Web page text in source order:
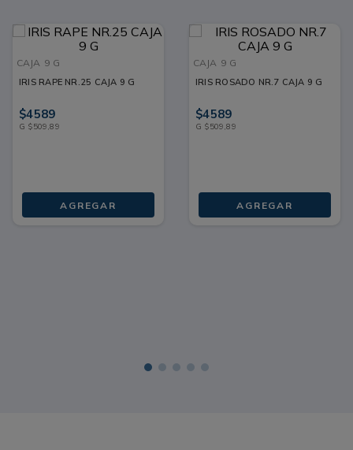
CAJA 9 G
IRIS RAPE NR.25 CAJA 9 G
$4589
G $509,89
AGREGAR
CAJA 9 G
IRIS ROSADO NR.7 CAJA 9 G
$4589
G $509,89
AGREGAR